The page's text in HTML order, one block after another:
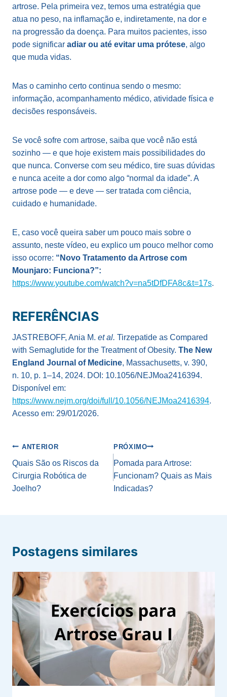
artrose. Pela primeira vez, temos uma estratégia que
atua no peso, na inflamação e, indiretamente, na dor e
na progressão da doença. Para muitos pacientes, isso
pode significar adiar ou até evitar uma prótese, algo
que muda vidas.
Mas o caminho certo continua sendo o mesmo:
informação, acompanhamento médico, atividade física e
decisões responsáveis.
Se você sofre com artrose, saiba que você não está
sozinho — e que hoje existem mais possibilidades do
que nunca. Converse com seu médico, tire suas dúvidas
e nunca aceite a dor como algo “normal da idade”. A
artrose pode — e deve — ser tratada com ciência,
cuidado e humanidade.
E, caso você queira saber um pouco mais sobre o
assunto, neste vídeo, eu explico um pouco melhor como
isso ocorre: “Novo Tratamento da Artrose com
Mounjaro: Funciona?”:
https://www.youtube.com/watch?v=na5tDfDFA8c&t=17s.
REFERÊNCIAS
JASTREBOFF, Ania M. et al. Tirzepatide as Compared
with Semaglutide for the Treatment of Obesity. The New
England Journal of Medicine, Massachusetts, v. 390,
n. 10, p. 1–14, 2024. DOI: 10.1056/NEJMoa2416394.
Disponível em:
https://www.nejm.org/doi/full/10.1056/NEJMoa2416394.
Acesso em: 29/01/2026.
Navegação
de
Post
ANTERIOR
Quais São os Riscos da
Cirurgia Robótica de
Joelho?
PRÓXIMO
Pomada para Artrose:
Funcionam? Quais as Mais
Indicadas?
Postagens similares